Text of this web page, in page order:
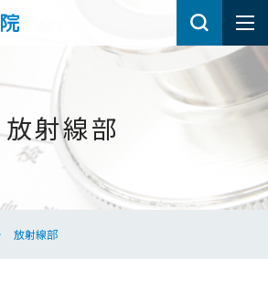
放射線部
放射線部